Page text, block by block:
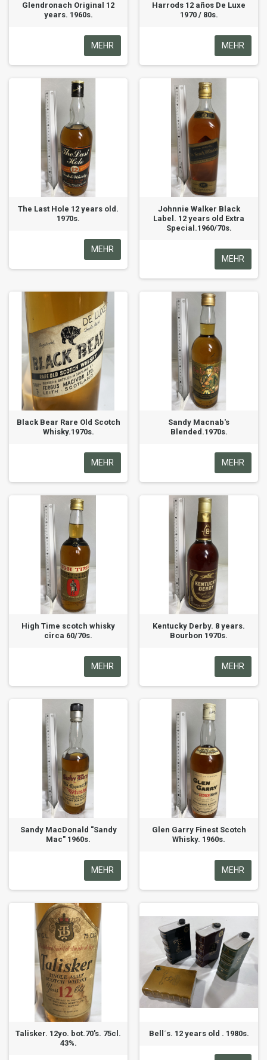
Glendronach Original 12
years. 1960s.
MEHR
Harrods 12 años De Luxe
1970 / 80s.
MEHR
The Last Hole 12 years old.
1970s.
MEHR
Johnnie Walker Black
Label. 12 years old Extra
Special.1960/70s.
MEHR
Black Bear Rare Old Scotch
Whisky.1970s.
MEHR
Sandy Macnab's
Blended.1970s.
MEHR
High Time scotch whisky
circa 60/70s.
MEHR
Kentucky Derby. 8 years.
Bourbon 1970s.
MEHR
Sandy MacDonald "Sandy
Mac" 1960s.
MEHR
Glen Garry Finest Scotch
Whisky. 1960s.
MEHR
Talisker. 12yo. bot.70's. 75cl.
43%.
Bell´s. 12 years old . 1980s.